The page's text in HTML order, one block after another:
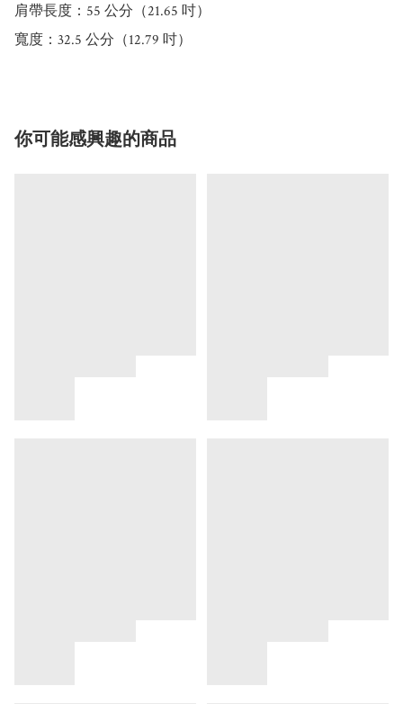
肩帶長度：55 公分（21.65 吋）
寬度：32.5 公分（12.79 吋）
你可能感興趣的商品